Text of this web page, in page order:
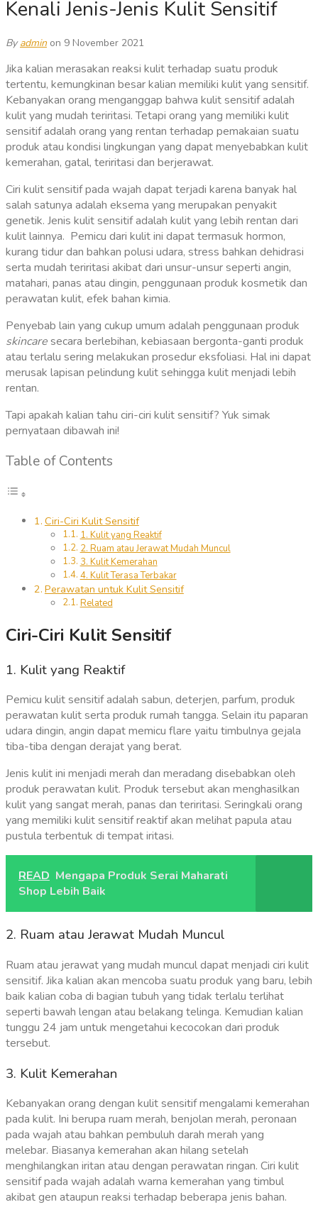
Kenali Jenis-Jenis Kulit Sensitif
Byadmin on 9 November 2021
Jika kalian merasakan reaksi kulit terhadap suatu produk
tertentu, kemungkinan besar kalian memiliki kulit yang sensitif.
Kebanyakan orang menganggap bahwa kulit sensitif adalah
kulit yang mudah teriritasi.Tetapi orang yang memiliki kulit
sensitif adalah orang yang rentan terhadap pemakaian suatu
produk atau kondisi lingkungan yang dapat menyebabkan kulit
kemerahan, gatal, teriritasi dan berjerawat.
Ciri kulit sensitif pada wajah dapat terjadi karena banyak hal
salah satunya adalah eksema yang merupakan penyakit
genetik. Jenis kulit sensitif adalah kulit yang lebih rentan dari
kulit lainnya. Pemicu dari kulit ini dapat termasuk hormon,
kurang tidur dan bahkan polusi udara, stress bahkan dehidrasi
serta mudah teriritasi akibat dari unsur-unsur seperti angin,
matahari, panas atau dingin, penggunaan produk kosmetik dan
perawatan kulit, efek bahan kimia.
Penyebab lain yang cukup umum adalah penggunaan produk
skincaresecara berlebihan, kebiasaan bergonta-ganti produk
atau terlalu sering melakukan prosedur eksfoliasi. Hal ini dapat
merusak lapisan pelindung kulit sehingga kulit menjadi lebih
rentan.
Tapi apakah kalian tahu ciri-ciri kulit sensitif? Yuk simak
pernyataan dibawah ini!
Table of Contents
Ciri-Ciri Kulit Sensitif
1. Kulit yang Reaktif
2. Ruam atau Jerawat Mudah Muncul
3. Kulit Kemerahan
4. Kulit Terasa Terbakar
Perawatan untuk Kulit Sensitif
Related
Ciri-Ciri Kulit Sensitif
1. Kulit yang Reaktif
Pemicu kulit sensitif adalah sabun, deterjen, parfum, produk
perawatan kulit serta produk rumah tangga. Selain itu paparan
udara dingin, angin dapat memicu flare yaitu timbulnya gejala
tiba-tiba dengan derajat yang berat.
Jenis kulit ini menjadi merah dan meradang disebabkan oleh
produk perawatan kulit. Produk tersebut akan menghasilkan
kulit yang sangat merah, panas dan teriritasi. Seringkali orang
yang memiliki kulit sensitif reaktif akan melihat papula atau
pustula terbentuk di tempat iritasi.
READ Mengapa Produk Serai Maharati
Shop Lebih Baik
2. Ruam atau Jerawat Mudah Muncul
Ruam atau jerawat yang mudah muncul dapat menjadi ciri kulit
sensitif. Jika kalian akan mencoba suatu produk yang baru, lebih
baik kalian coba di bagian tubuh yang tidak terlalu terlihat
seperti bawah lengan atau belakang telinga. Kemudian kalian
tunggu 24 jam untuk mengetahui kecocokan dari produk
tersebut.
3. Kulit Kemerahan
Kebanyakan orang dengan kulit sensitif mengalami kemerahan
pada kulit. Ini berupa ruam merah, benjolan merah, peronaan
pada wajah atau bahkan pembuluh darah merah yang
melebar. Biasanya kemerahan akan hilang setelah
menghilangkan iritan atau dengan perawatan ringan. Ciri kulit
sensitif pada wajah adalah warna kemerahan yang timbul
akibat gen ataupun reaksi terhadap beberapa jenis bahan.